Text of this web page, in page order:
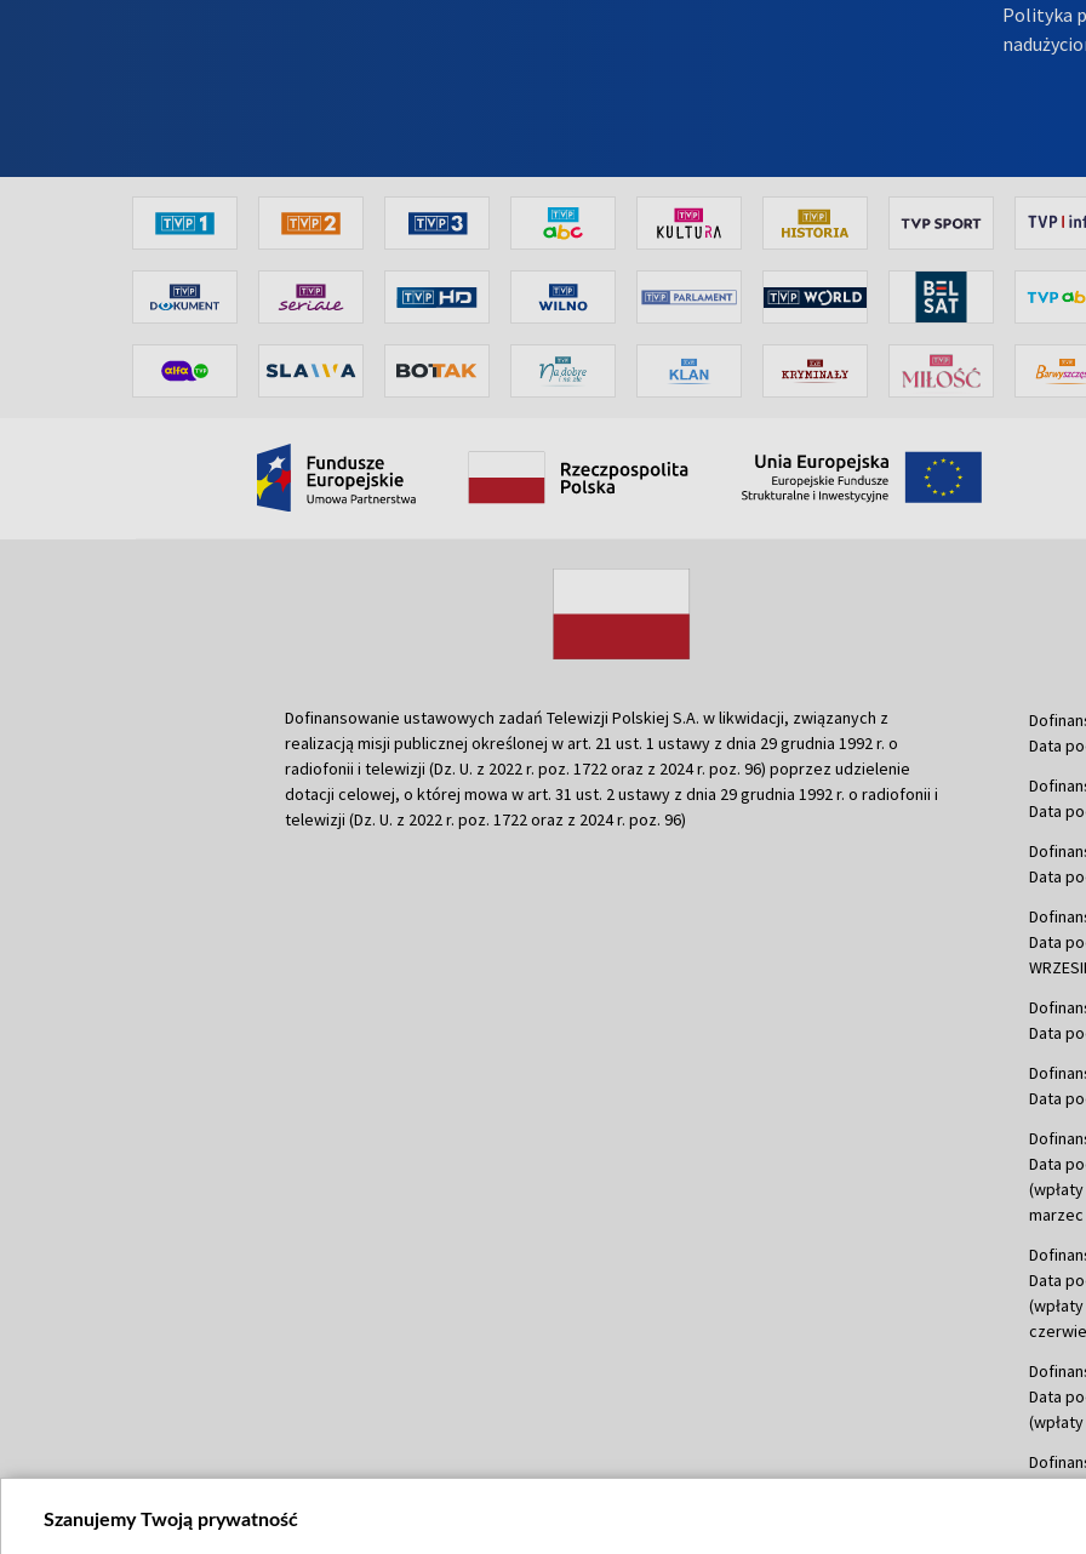
Polityka
Dofinansowanie ustawowych zadań Telewizji Polskiej S.A. w likwidacji, związanych z
realizacją misji publicznej określonej w art. 21 ust. 1 ustawy z dnia 29 grudnia 1992 r. o
radiofonii i telewizji (Dz. U. z 2022 r. poz. 1722 oraz z 2024 r. poz. 96) poprzez udzielenie
dotacji celowej, o której mowa w art. 31 ust. 2 ustawy z dnia 29 grudnia 1992 r. o radiofonii i
telewizji (Dz. U. z 2022 r. poz. 1722 oraz z 2024 r. poz. 96)
Data
Data
Data
Data
Data
Data
Data
marzec
Data
Data
Szanujemy Twoją prywatność